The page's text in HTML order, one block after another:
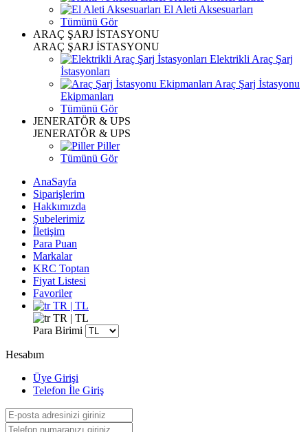
El Aleti Aksesuarları
Tümünü Gör
ARAÇ ŞARJ İSTASYONU
ARAÇ ŞARJ İSTASYONU
Elektrikli Araç Şarj
İstasyonları
Araç Şarj İstasyonu
Ekipmanları
Tümünü Gör
JENERATÖR & UPS
JENERATÖR & UPS
Piller
Tümünü Gör
AnaSayfa
Siparişlerim
Hakkımızda
Şubelerimiz
İletişim
Para Puan
Markalar
KRC Toptan
Fiyat Listesi
Favoriler
TR | TL
TR | TL
Para Birimi
Hesabım
Üye Girişi
Telefon İle Giriş